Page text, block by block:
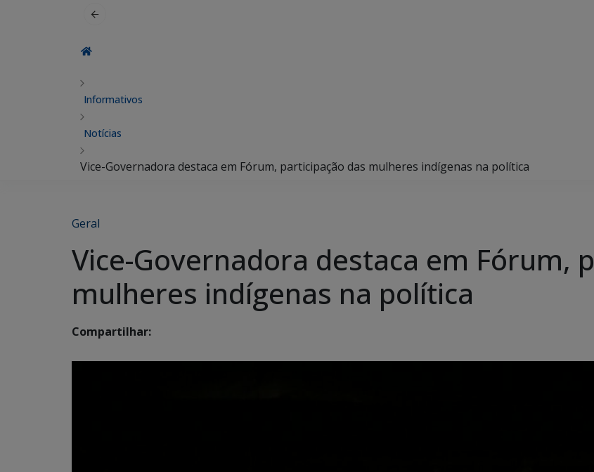
Informativos
Notícias
Vice-Governadora destaca em Fórum, participação das mulheres indígenas na política
Geral
Vice-Governadora destaca em Fórum,
mulheres indígenas na política
Compartilhar: